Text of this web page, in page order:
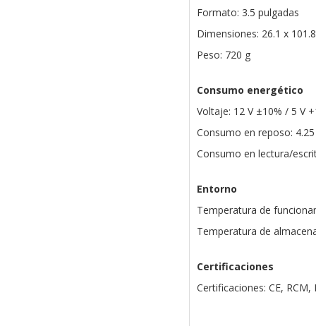
Formato: 3.5 pulgadas
Dimensiones: 26.1 x
Peso: 720 g
Consumo energético
Voltaje: 12 V ±10% / 5 V
Consumo en reposo:
Consumo en lectura/
Entorno
Temperatura de
Temperatura de
Certificaciones
Certificaciones: CE, RCM,